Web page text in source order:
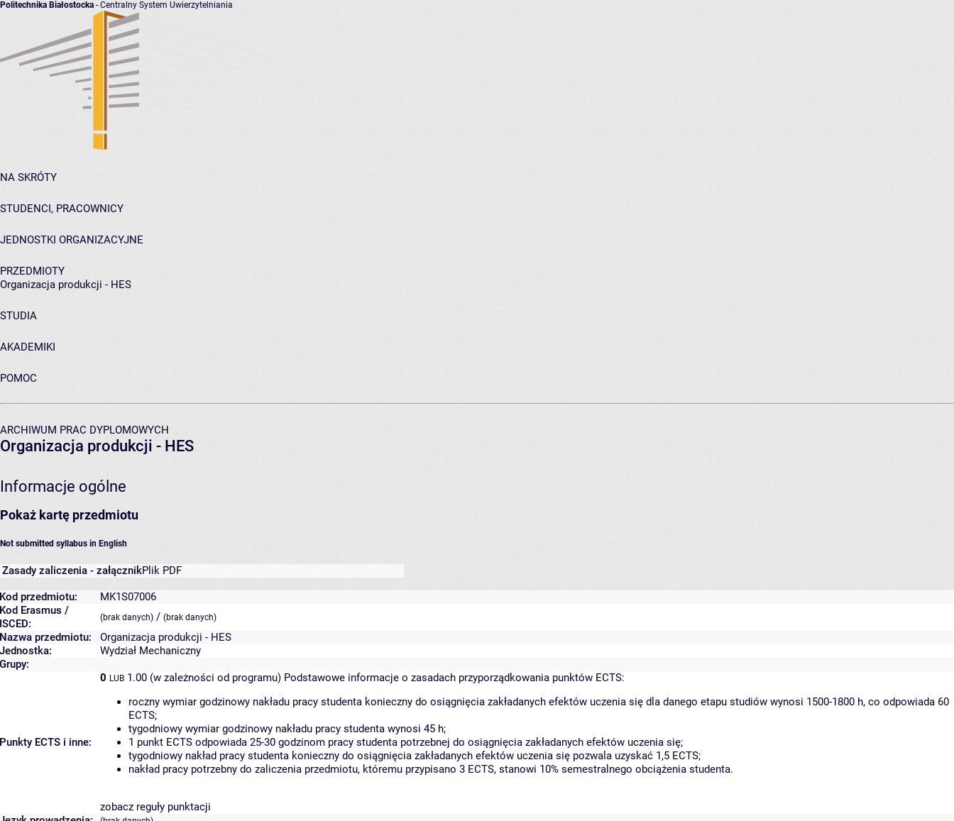
Politechnika Białostocka - Centralny System Uwierzytelniania
NA SKRÓTY
STUDENCI, PRACOWNICY
JEDNOSTKI ORGANIZACYJNE
PRZEDMIOTY
Organizacja produkcji - HES
STUDIA
AKADEMIKI
POMOC
ARCHIWUM PRAC DYPLOMOWYCH
Organizacja produkcji - HES
Informacje ogólne
Pokaż kartę przedmiotu
Not submitted syllabus in English
Zasady zaliczenia - załącznikPlik PDF
Kod przedmiotu:
MK1S07006
Kod Erasmus /
ISCED:
(brak danych) / (brak danych)
Nazwa przedmiotu:
Organizacja produkcji - HES
Jednostka:
Wydział Mechaniczny
Grupy:
Punkty ECTS i inne:
0 LUB 1.00 (w zależności od programu) Podstawowe informacje o zasadach przyporządkowania punktów ECTS:
roczny wymiar godzinowy nakładu pracy studenta konieczny do osiągnięcia zakładanych efektów uczenia się dla danego etapu studiów wynosi 1500-1800 h, co odpowiada 60
ECTS;
tygodniowy wymiar godzinowy nakładu pracy studenta wynosi 45 h;
1 punkt ECTS odpowiada 25-30 godzinom pracy studenta potrzebnej do osiągnięcia zakładanych efektów uczenia się;
tygodniowy nakład pracy studenta konieczny do osiągnięcia zakładanych efektów uczenia się pozwala uzyskać 1,5 ECTS;
nakład pracy potrzebny do zaliczenia przedmiotu, któremu przypisano 3 ECTS, stanowi 10% semestralnego obciążenia studenta.
zobacz reguły punktacji